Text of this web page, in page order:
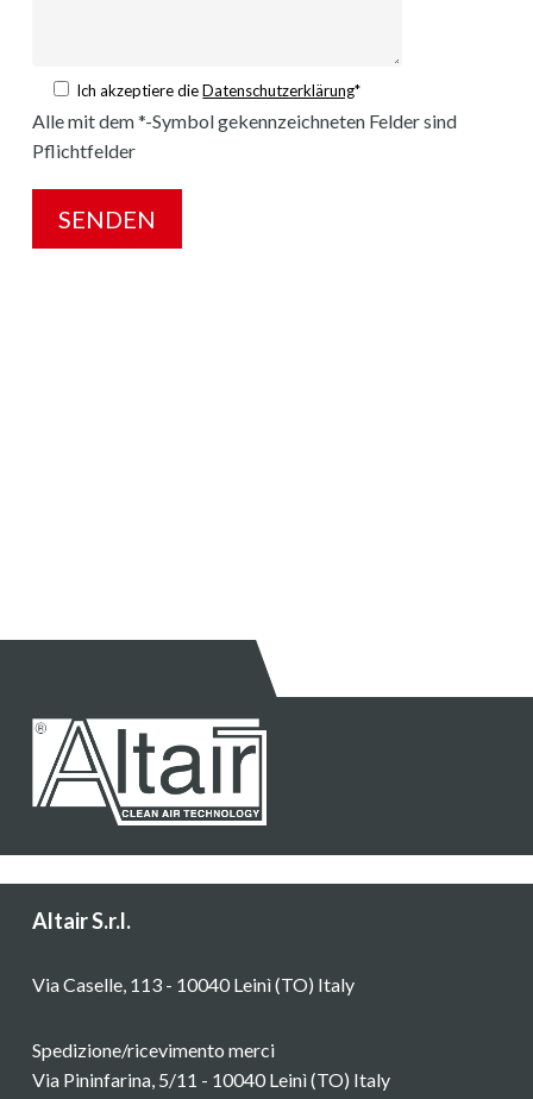
Ich akzeptiere dieDatenschutzerklärung*
Alle mit dem *-Symbol gekennzeichneten Felder sind
Pflichtfelder
Altair S.r.l.
Via Caselle, 113 - 10040 Leinì (TO) Italy
Spedizione/ricevimento merci
Via Pininfarina, 5/11 - 10040 Leinì (TO) Italy